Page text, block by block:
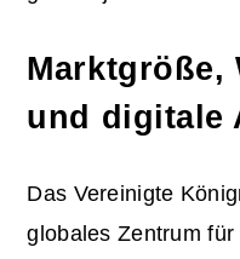
Marktgröße,
und digitale
Das Vereinigte
globales Zentrum